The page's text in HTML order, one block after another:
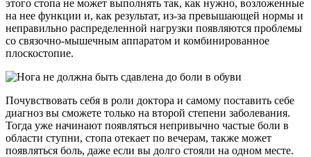
этого стопа не может выполнять так, как нужно, возложенные
на нее функции и, как результат, из-за превышающей нормы и
неправильно распределенной нагрузки появляются проблемы
со связочно-мышечным аппаратом и комбинированное
плоскостопие.
Почувствовать себя в роли доктора и самому поставить себе
диагноз вы сможете только на второй степени заболевания.
Тогда уже начинают появляться непривычно частые боли в
области ступни, стопа отекает по вечерам, также может
появляться боль, даже если вы долго стояли на одном месте.